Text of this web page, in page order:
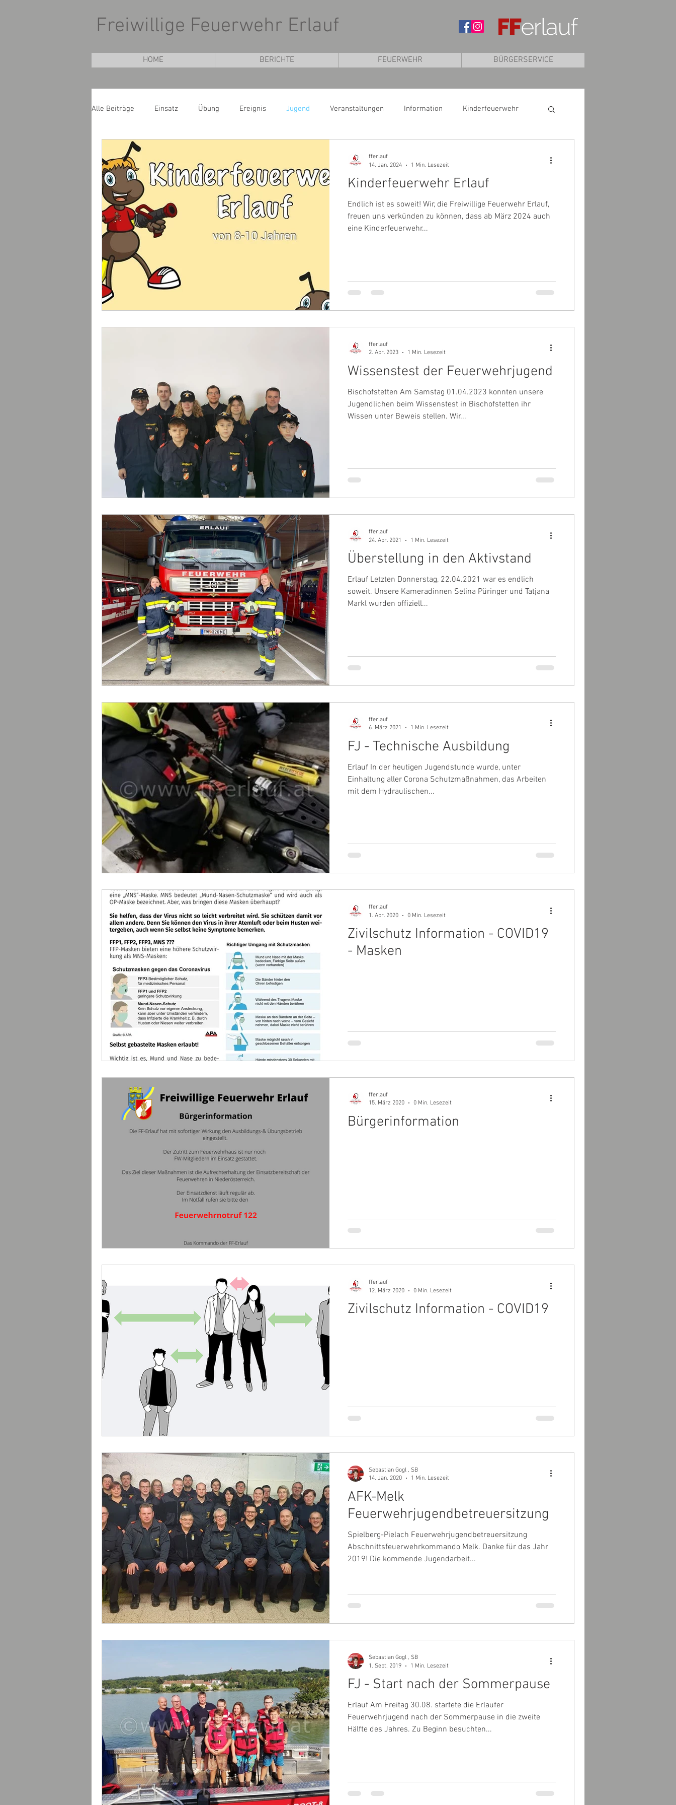
Freiwillige Feuerwehr Erlauf
HOME BERICHTE FEUERWEHR BÜRGERSERVICE
Alle Beiträge Einsatz Übung Ereignis Jugend Veranstaltungen Information Kinderfeuerwehr
Kinderfeuerwehr Erlauf
Endlich ist es soweit! Wir, die Freiwillige Feuerwehr Erlauf,
freuen uns verkünden zu können, dass ab März 2024 auch
eine Kinderfeuerwehr...
fferlauf
14. Jan. 2024
1 Min. Lesezeit
Wissenstest der Feuerwehrjugend
Bischofstetten Am Samstag 01.04.2023 konnten unsere
Jugendlichen beim Wissenstest in Bischofstetten ihr
Wissen unter Beweis stellen. Wir...
fferlauf
2. Apr. 2023
1 Min. Lesezeit
Überstellung in den Aktivstand
Erlauf Letzten Donnerstag, 22.04.2021 war es endlich
soweit. Unsere Kameradinnen Selina Püringer und Tatjana
Markl wurden offiziell...
fferlauf
24. Apr. 2021
1 Min. Lesezeit
FJ - Technische Ausbildung
Erlauf In der heutigen Jugendstunde wurde, unter
Einhaltung aller Corona Schutzmaßnahmen, das Arbeiten
mit dem Hydraulischen...
fferlauf
6. März 2021
1 Min. Lesezeit
Zivilschutz Information - COVID19
- Masken
fferlauf
1. Apr. 2020
0 Min. Lesezeit
Bürgerinformation
fferlauf
15. März 2020
0 Min. Lesezeit
Zivilschutz Information - COVID19
fferlauf
12. März 2020
0 Min. Lesezeit
AFK-Melk
Feuerwehrjugendbetreuersitzung
Spielberg-Pielach Feuerwehrjugendbetreuersitzung
Abschnittsfeuerwehrkommando Melk. Danke für das Jahr
2019! Die kommende Jugendarbeit...
Sebastian Gogl , SB
14. Jan. 2020
1 Min. Lesezeit
FJ - Start nach der Sommerpause
Erlauf Am Freitag 30.08. startete die Erlaufer
Feuerwehrjugend nach der Sommerpause in die zweite
Hälfte des Jahres. Zu Beginn besuchten...
Sebastian Gogl , SB
1. Sept. 2019
1 Min. Lesezeit